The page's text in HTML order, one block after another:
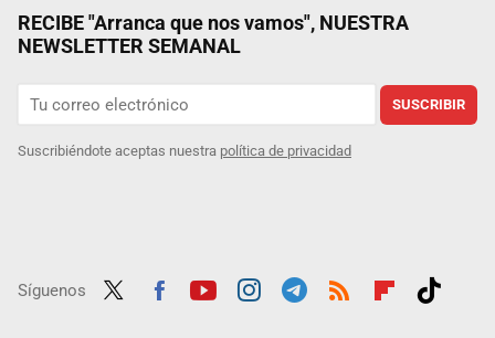
RECIBE "Arranca que nos vamos", NUESTRA
NEWSLETTER SEMANAL
SUSCRIBIR
Suscribiéndote aceptas nuestra política de privacidad
Síguenos